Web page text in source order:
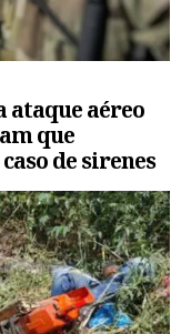
ataque aéreo
que
de sirenes